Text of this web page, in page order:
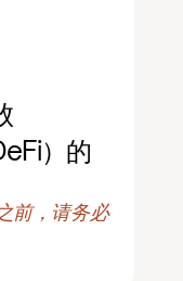
）的
前，请务必